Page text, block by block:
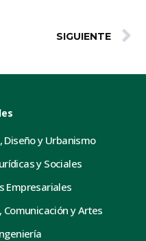
SIGUIENTE
Diseño y Urbanismo
y Sociales
Empresariales
y Artes